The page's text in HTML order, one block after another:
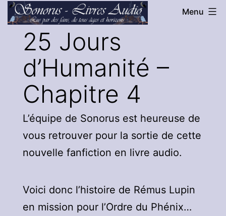
Aller
au
contenu
Sonorus
Livres
Audio
Menu
25 Jours
d’Humanité –
Chapitre 4
L’équipe de Sonorus est heureuse de
vous retrouver pour la sortie de cette
nouvelle fanfiction en livre audio.
Voici donc l’histoire de Rémus Lupin
en mission pour l’Ordre du Phénix…